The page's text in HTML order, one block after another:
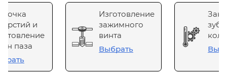
и
паза
Изготовление
зажимного
винта
Выбрать